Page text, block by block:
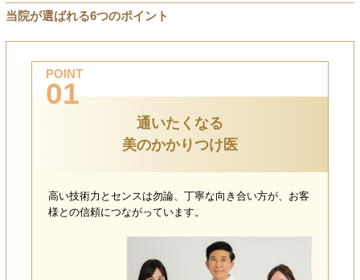
当院が選ばれる6つのポイント
POINT
01
通いたくなる
美のかかりつけ医
高い技術力とセンスは勿論、丁寧な向き合い方が、お客
様との信頼につながっています。